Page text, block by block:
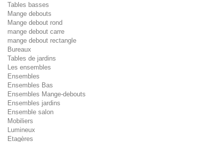
Tables basses
Mange debouts
Mange debout rond
mange debout carre
mange debout rectangle
Bureaux
Tables de jardins
Les ensembles
Ensembles
Ensembles Bas
Ensembles Mange-debouts
Ensembles jardins
Ensemble salon
Mobiliers
Lumineux
Etagères